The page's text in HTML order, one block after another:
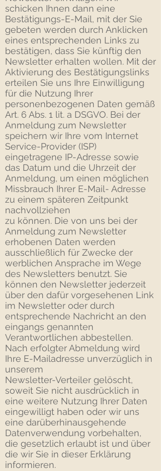
schicken Ihnen dann eine
Bestätigungs-E-Mail, mit der Sie
gebeten werden durch Anklicken
eines entsprechenden Links zu
bestätigen, dass Sie künftig den
Newsletter erhalten wollen. Mit der
Aktivierung des Bestätigungslinks
erteilen Sie uns Ihre Einwilligung
für die Nutzung Ihrer
personenbezogenen Daten gemäß
Art. 6 Abs. 1 lit. a DSGVO. Bei der
Anmeldung zum Newsletter
speichern wir Ihre vom Internet
Service-Provider (ISP)
eingetragene IP-Adresse sowie
das Datum und die Uhrzeit der
Anmeldung, um einen möglichen
Missbrauch Ihrer E-Mail- Adresse
zu einem späteren Zeitpunkt
nachvollziehen
zu können. Die von uns bei der
Anmeldung zum Newsletter
erhobenen Daten werden
ausschließlich für Zwecke der
werblichen Ansprache im Wege
des Newsletters benutzt. Sie
können den Newsletter jederzeit
über den dafür vorgesehenen Link
im Newsletter oder durch
entsprechende Nachricht an den
eingangs genannten
Verantwortlichen abbestellen.
Nach erfolgter Abmeldung wird
Ihre E-Mailadresse unverzüglich in
unserem
Newsletter-Verteiler gelöscht,
soweit Sie nicht ausdrücklich in
eine weitere Nutzung Ihrer Daten
eingewilligt haben oder wir uns
eine darüberhinausgehende
Datenverwendung vorbehalten,
die gesetzlich erlaubt ist und über
die wir Sie in dieser Erklärung
informieren.